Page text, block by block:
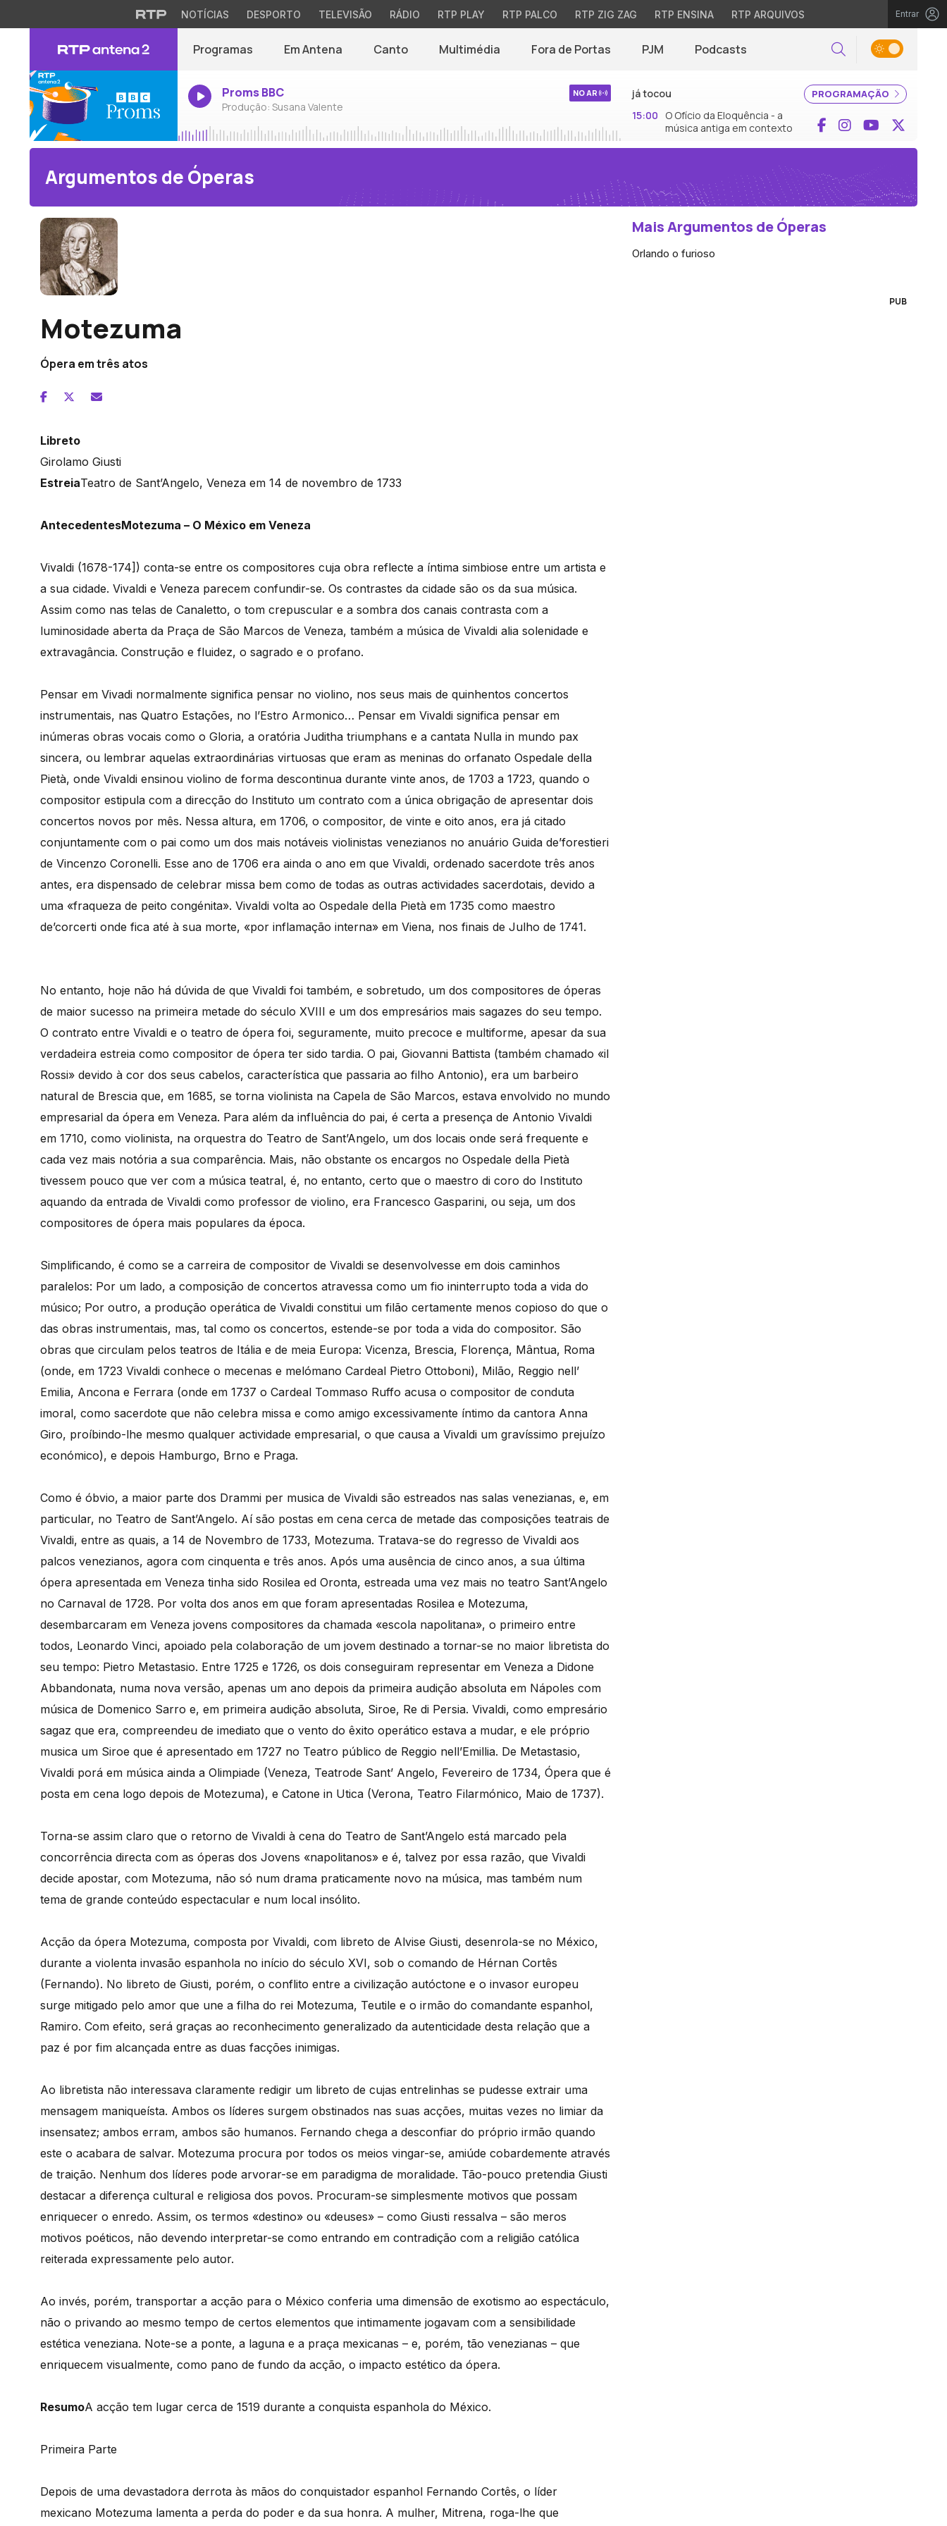
NOTÍCIAS DESPORTO TELEVISÃO RÁDIO RTP PLAY RTP PALCO RTP ZIG ZAG RTP ENSINA RTP ARQUIVOS Entrar
Programas Em Antena Canto Multimédia Fora de Portas PJM Podcasts Pesquisar
Proms BBC
Produção: Susana Valente
NO AR PROGRAMAÇÃO
já tocou
15:00
O Ofício da Eloquência - a
música antiga em contexto
Facebook
InstagramYouTube
Argumentos de Óperas
Motezuma
Ópera em três atos
Libreto
Girolamo Giusti
EstreiaTeatro de Sant’Angelo, Veneza em 14 de novembro de 1733
AntecedentesMotezuma – O México em Veneza
Vivaldi (1678-174]) conta-se entre os compositores cuja obra reflecte a íntima simbiose entre um artista e
a sua cidade. Vivaldi e Veneza parecem confundir-se. Os contrastes da cidade são os da sua música.
Assim como nas telas de Canaletto, o tom crepuscular e a sombra dos canais contrasta com a
luminosidade aberta da Praça de São Marcos de Veneza, também a música de Vivaldi alia solenidade e
extravagância. Construção e fluidez, o sagrado e o profano.
Pensar em Vivadi normalmente significa pensar no violino, nos seus mais de quinhentos concertos
instrumentais, nas Quatro Estações, no l’Estro Armonico… Pensar em Vivaldi significa pensar em
inúmeras obras vocais como o Gloria, a oratória Juditha triumphans e a cantata Nulla in mundo pax
sincera, ou lembrar aquelas extraordinárias virtuosas que eram as meninas do orfanato Ospedale della
Pietà, onde Vivaldi ensinou violino de forma descontinua durante vinte anos, de 1703 a 1723, quando o
compositor estipula com a direcção do Instituto um contrato com a única obrigação de apresentar dois
concertos novos por mês. Nessa altura, em 1706, o compositor, de vinte e oito anos, era já citado
conjuntamente com o pai como um dos mais notáveis violinistas venezianos no anuário Guida de’forestieri
de Vincenzo Coronelli. Esse ano de 1706 era ainda o ano em que Vivaldi, ordenado sacerdote três anos
antes, era dispensado de celebrar missa bem como de todas as outras actividades sacerdotais, devido a
uma «fraqueza de peito congénita». Vivaldi volta ao Ospedale della Pietà em 1735 como maestro
de’corcerti onde fica até à sua morte, «por inflamação interna» em Viena, nos finais de Julho de 1741.
No entanto, hoje não há dúvida de que Vivaldi foi também, e sobretudo, um dos compositores de óperas
de maior sucesso na primeira metade do século XVIII e um dos empresários mais sagazes do seu tempo.
O contrato entre Vivaldi e o teatro de ópera foi, seguramente, muito precoce e multiforme, apesar da sua
verdadeira estreia como compositor de ópera ter sido tardia. O pai, Giovanni Battista (também chamado «il
Rossi» devido à cor dos seus cabelos, característica que passaria ao filho Antonio), era um barbeiro
natural de Brescia que, em 1685, se torna violinista na Capela de São Marcos, estava envolvido no mundo
empresarial da ópera em Veneza. Para além da influência do pai, é certa a presença de Antonio Vivaldi
em 1710, como violinista, na orquestra do Teatro de Sant’Angelo, um dos locais onde será frequente e
cada vez mais notória a sua comparência. Mais, não obstante os encargos no Ospedale della Pietà
tivessem pouco que ver com a música teatral, é, no entanto, certo que o maestro di coro do Instituto
aquando da entrada de Vivaldi como professor de violino, era Francesco Gasparini, ou seja, um dos
compositores de ópera mais populares da época.
Simplificando, é como se a carreira de compositor de Vivaldi se desenvolvesse em dois caminhos
paralelos: Por um lado, a composição de concertos atravessa como um fio ininterrupto toda a vida do
músico; Por outro, a produção operática de Vivaldi constitui um filão certamente menos copioso do que o
das obras instrumentais, mas, tal como os concertos, estende-se por toda a vida do compositor. São
obras que circulam pelos teatros de Itália e de meia Europa: Vicenza, Brescia, Florença, Mântua, Roma
(onde, em 1723 Vivaldi conhece o mecenas e melómano Cardeal Pietro Ottoboni), Milão, Reggio nell’
Emilia, Ancona e Ferrara (onde em 1737 o Cardeal Tommaso Ruffo acusa o compositor de conduta
imoral, como sacerdote que não celebra missa e como amigo excessivamente íntimo da cantora Anna
Giro, proíbindo-lhe mesmo qualquer actividade empresarial, o que causa a Vivaldi um gravíssimo prejuízo
económico), e depois Hamburgo, Brno e Praga.
Como é óbvio, a maior parte dos Drammi per musica de Vivaldi são estreados nas salas venezianas, e, em
particular, no Teatro de Sant’Angelo. Aí são postas em cena cerca de metade das composições teatrais de
Vivaldi, entre as quais, a 14 de Novembro de 1733, Motezuma. Tratava-se do regresso de Vivaldi aos
palcos venezianos, agora com cinquenta e três anos. Após uma ausência de cinco anos, a sua última
ópera apresentada em Veneza tinha sido Rosilea ed Oronta, estreada uma vez mais no teatro Sant’Angelo
no Carnaval de 1728. Por volta dos anos em que foram apresentadas Rosilea e Motezuma,
desembarcaram em Veneza jovens compositores da chamada «escola napolitana», o primeiro entre
todos, Leonardo Vinci, apoiado pela colaboração de um jovem destinado a tornar-se no maior libretista do
seu tempo: Pietro Metastasio. Entre 1725 e 1726, os dois conseguiram representar em Veneza a Didone
Abbandonata, numa nova versão, apenas um ano depois da primeira audição absoluta em Nápoles com
música de Domenico Sarro e, em primeira audição absoluta, Siroe, Re di Persia. Vivaldi, como empresário
sagaz que era, compreendeu de imediato que o vento do êxito operático estava a mudar, e ele próprio
musica um Siroe que é apresentado em 1727 no Teatro público de Reggio nell’Emillia. De Metastasio,
Vivaldi porá em música ainda a Olimpiade (Veneza, Teatrode Sant’ Angelo, Fevereiro de 1734, Ópera que é
posta em cena logo depois de Motezuma), e Catone in Utica (Verona, Teatro Filarmónico, Maio de 1737).
Torna-se assim claro que o retorno de Vivaldi à cena do Teatro de Sant’Angelo está marcado pela
concorrência directa com as óperas dos Jovens «napolitanos» e é, talvez por essa razão, que Vivaldi
decide apostar, com Motezuma, não só num drama praticamente novo na música, mas também num
tema de grande conteúdo espectacular e num local insólito.
Acção da ópera Motezuma, composta por Vivaldi, com libreto de Alvise Giusti, desenrola-se no México,
durante a violenta invasão espanhola no início do século XVI, sob o comando de Hérnan Cortês
(Fernando). No libreto de Giusti, porém, o conflito entre a civilização autóctone e o invasor europeu
surge mitigado pelo amor que une a filha do rei Motezuma, Teutile e o irmão do comandante espanhol,
Ramiro. Com efeito, será graças ao reconhecimento generalizado da autenticidade desta relação que a
paz é por fim alcançada entre as duas facções inimigas.
Ao libretista não interessava claramente redigir um libreto de cujas entrelinhas se pudesse extrair uma
mensagem maniqueísta. Ambos os líderes surgem obstinados nas suas acções, muitas vezes no limiar da
insensatez; ambos erram, ambos são humanos. Fernando chega a desconfiar do próprio irmão quando
este o acabara de salvar. Motezuma procura por todos os meios vingar-se, amiúde cobardemente através
de traição. Nenhum dos líderes pode arvorar-se em paradigma de moralidade. Tão-pouco pretendia Giusti
destacar a diferença cultural e religiosa dos povos. Procuram-se simplesmente motivos que possam
enriquecer o enredo. Assim, os termos «destino» ou «deuses» – como Giusti ressalva – são meros
motivos poéticos, não devendo interpretar-se como entrando em contradição com a religião católica
reiterada expressamente pelo autor.
Ao invés, porém, transportar a acção para o México conferia uma dimensão de exotismo ao espectáculo,
não o privando ao mesmo tempo de certos elementos que intimamente jogavam com a sensibilidade
estética veneziana. Note-se a ponte, a laguna e a praça mexicanas – e, porém, tão venezianas – que
enriquecem visualmente, como pano de fundo da acção, o impacto estético da ópera.
ResumoA acção tem lugar cerca de 1519 durante a conquista espanhola do México.
Primeira Parte
Depois de uma devastadora derrota às mãos do conquistador espanhol Fernando Cortês, o líder
mexicano Motezuma lamenta a perda do poder e da sua honra. A mulher, Mitrena, roga-lhe que
Mais Argumentos de Óperas
Orlando o furioso
PUB